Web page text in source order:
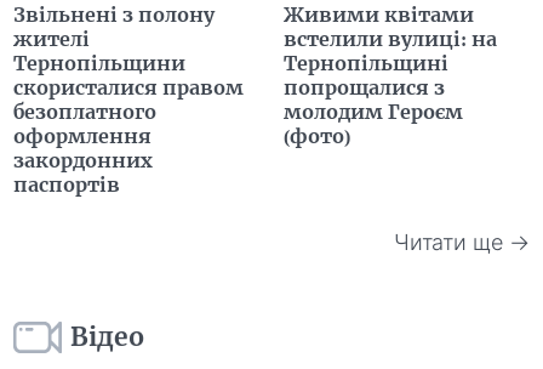
Звільнені з полону
жителі
Тернопільщини
скористалися правом
безоплатного
оформлення
закордонних
паспортів
Живими квітами
встелили вулиці: на
Тернопільщині
попрощалися з
молодим Героєм
(фото)
Читати ще →
Відео